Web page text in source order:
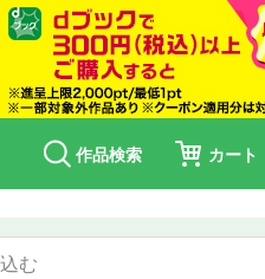
作品検索 カート